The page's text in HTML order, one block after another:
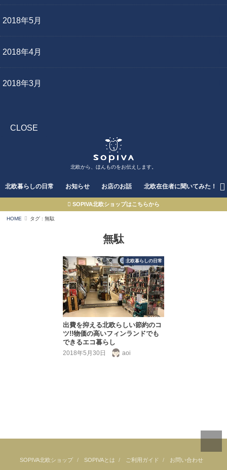
2018年5月
2018年4月
2018年3月
CLOSE
北欧から、ほんものをお伝えします。
北欧暮らしの日常 お知らせ お店のお話 北欧在住者に聞いてみた！
SOPIVA北欧ショップはこちらから
HOME タグ : 無駄
無駄
北欧暮らしの日常
出費を抑える北欧らしい節約のコ
ツ!!物価の高いフィンランドでも
できるエコ暮らし
2018年5月30日 aoi
SOPIVA北欧ショップ SOPIVAとは ご利用ガイド お問い合わせ